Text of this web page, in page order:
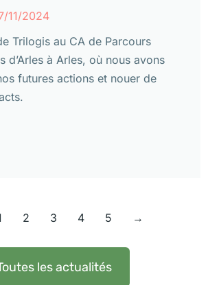
11/2024
Trilogis au CA de Parcours
d’Arles à Arles, où nous avons
futures actions et nouer de
2 3 4 5 →
les actualités